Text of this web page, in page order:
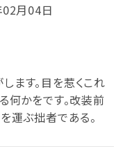
02月04日
ます。目を惹くこれ
何かをです。改装前
運ぶ拙者である。